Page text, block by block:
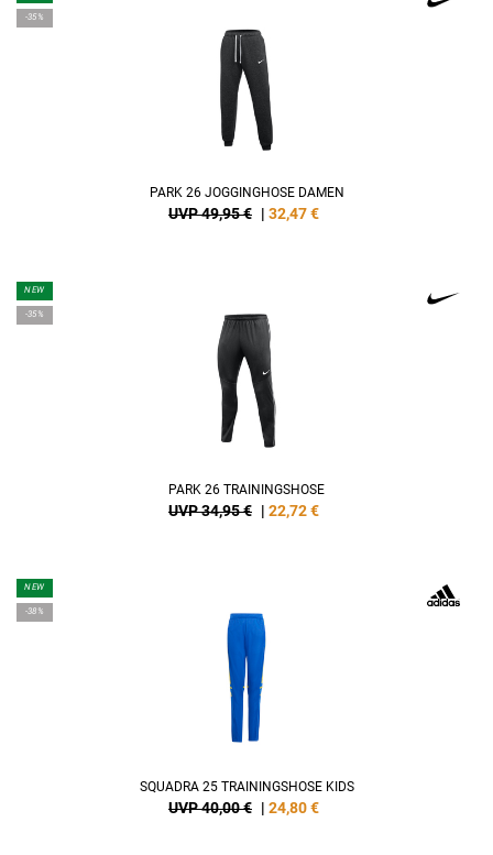
-35%
PARK 26 JOGGINGHOSE DAMEN
UVP 49,95 € | 32,47€
NEW
-35%
PARK 26 TRAININGSHOSE
UVP 34,95 € | 22,72€
NEW
-38%
SQUADRA 25 TRAININGSHOSE KIDS
UVP 40,00 € | 24,80€